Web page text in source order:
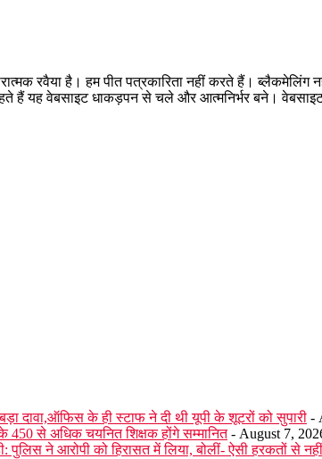
रवैया है। हम पीत पत्रकारिता नहीं करते हैं।
हैं यह वेबसाइट धाकड़पन से चले और आत्मनिर्भर बने।
दावा,ऑफिस के ही स्टाफ ने दी थी यूपी के शूटरों को सुपारी -
450 से अधिक चयनित शिक्षक होंगे सम्मानित- August 7,
पुलिस ने आरोपी को हिरासत में लिया, बोलीं- ऐसी हरकतों से